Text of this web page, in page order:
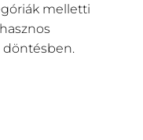
melletti
döntésben.